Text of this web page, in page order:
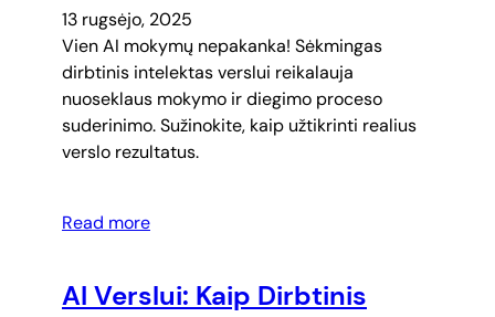
13 rugsėjo, 2025
Vien AI mokymų nepakanka! Sėkmingas
dirbtinis intelektas verslui reikalauja
nuoseklaus mokymo ir diegimo proceso
suderinimo. Sužinokite, kaip užtikrinti realius
verslo rezultatus.
Read more
AI Verslui: Kaip Dirbtinis